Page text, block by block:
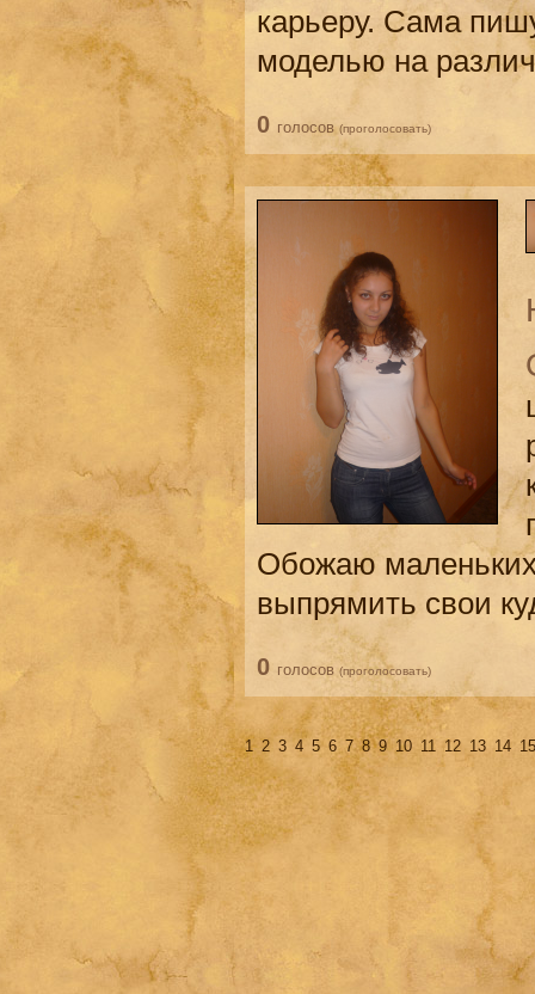
карьеру. Сама
моделью на
0 голосов(проголосовать)
Обожаю
выпрямить свои
0 голосов (проголосовать)
1 2 3 4 5 6 7 8 9 10 11 12 13 14 15